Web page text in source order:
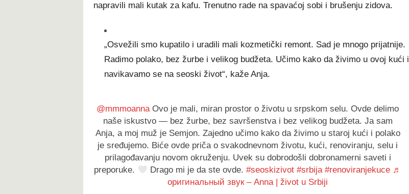
napravili mali kutak za kafu. Trenutno rade na spavaćoj sobi i brušenju zidova.
„Osvežili smo kupatilo i uradili mali kozmetički remont. Sad je mnogo prijatnije.
Radimo polako, bez žurbe i velikog budžeta. Učimo kako da živimo u ovoj kući i
navikavamo se na seoski život“, kaže Anja.
@mmmoannaOvo je mali, miran prostor o životu u srpskom selu. Ovde delimo
naše iskustvo — bez žurbe, bez savršenstva i bez velikog budžeta. Ja sam
Anja, a moj muž je Semjon. Zajedno učimo kako da živimo u staroj kući i polako
je sređujemo. Biće ovde priča o svakodnevnom životu, kući, renoviranju, selu i
prilagođavanju novom okruženju. Uvek su dobrodošli dobronamerni saveti i
preporuke.
Drago mi je da ste ovde. #seoskizivot #srbija #renoviranjekuce ♬
оригинальный звук – Anna | život u Srbiji